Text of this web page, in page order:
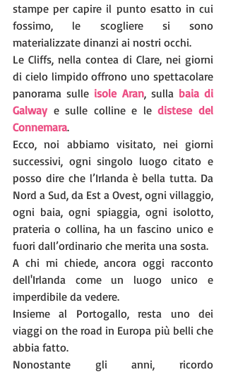
stampe per capire il punto esatto in cui
fossimo, le scogliere si sono
materializzate dinanzi ai nostri occhi.
Le Cliffs, nella contea di Clare, nei giorni
di cielo limpido offrono uno spettacolare
panorama sulle isole Aran, sulla baia di
Galway e sulle colline e le distese del
Connemara.
Ecco, noi abbiamo visitato, nei giorni
successivi, ogni singolo luogo citato e
posso dire che l’Irlanda è bella tutta. Da
Nord a Sud, da Est a Ovest, ogni villaggio,
ogni baia, ogni spiaggia, ogni isolotto,
prateria o collina, ha un fascino unico e
fuori dall’ordinario che merita una sosta.
A chi mi chiede, ancora oggi racconto
dell'Irlanda come un luogo unico e
imperdibile da vedere.
Insieme al Portogallo, resta uno dei
viaggi on the road in Europa più belli che
abbia fatto.
Nonostante gli anni, ricordo